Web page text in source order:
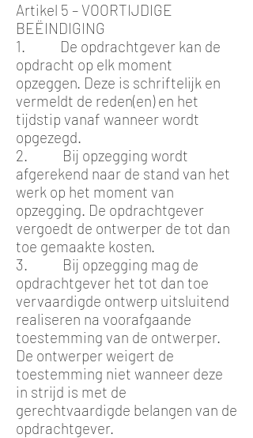
Artikel 5 – VOORTIJDIGE
BEËINDIGING
1. De opdrachtgever kan de
opdracht op elk moment
opzeggen. Deze is schriftelijk en
vermeldt de reden(en) en het
tijdstip vanaf wanneer wordt
opgezegd.
2. Bij opzegging wordt
afgerekend naar de stand van het
werk op het moment van
opzegging. De opdrachtgever
vergoedt de ontwerper de tot dan
toe gemaakte kosten.
3. Bij opzegging mag de
opdrachtgever het tot dan toe
vervaardigde ontwerp uitsluitend
realiseren na voorafgaande
toestemming van de ontwerper.
De ontwerper weigert de
toestemming niet wanneer deze
in strijd is met de
gerechtvaardigde belangen van de
opdrachtgever.